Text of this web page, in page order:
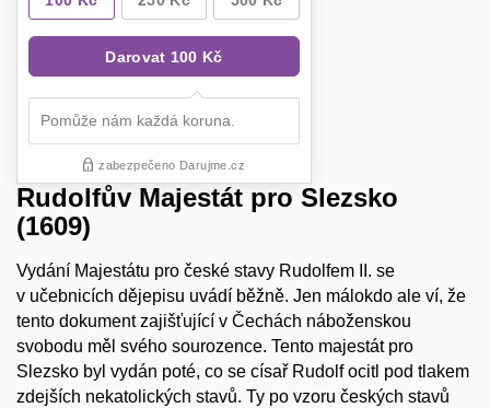
Rudolfův Majestát pro Slezsko
(1609)
Vydání Majestátu pro české stavy Rudolfem II. se
v učebnicích dějepisu uvádí běžně. Jen málokdo ale ví, že
tento dokument zajišťující v Čechách náboženskou
svobodu měl svého sourozence. Tento majestát pro
Slezsko byl vydán poté, co se císař Rudolf ocitl pod tlakem
zdejších nekatolických stavů. Ty po vzoru českých stavů